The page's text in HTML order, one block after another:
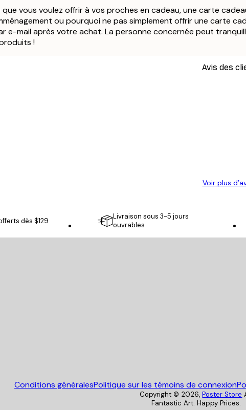
que vous voulez offrir à vos proches en cadeau, une carte
ou pourquoi ne pas simplement offrir une carte
e-mail après votre achat. La personne concernée peut
!
Avis des
Voir plus
dès $129
Livraison sous 3-5 jours
ouvrables
Conditions généralesPolitique sur les témoins de connexion
Copyright © 2026, Poster Store
Fantastic Art. Happy Prices.